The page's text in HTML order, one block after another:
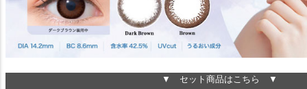
▼ セット商品はこちら ▼